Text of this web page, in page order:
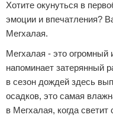
Хотите окунуться в
эмоции и впечатления?
Мегхалая.
Мегхалая - это огромный
напоминает затерянный
в сезон дождей здесь
осадков, это самая
в Мегхалая, когда